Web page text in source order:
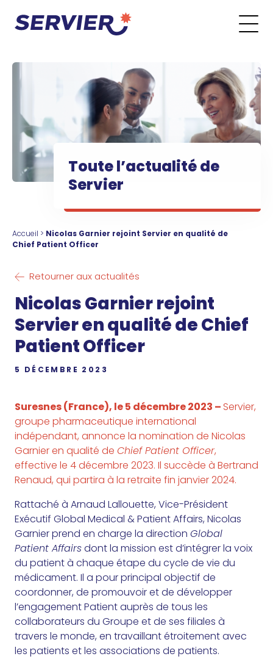
Toute l’actualité de
Servier
Accueil > Nicolas Garnier rejoint Servier en qualité de
Chief Patient Officer
Retourner aux actualités
Nicolas Garnier rejoint
Servier en qualité de Chief
Patient Officer
5 DÉCEMBRE 2023
Suresnes (France), le 5 décembre 2023 – Servier,
groupe pharmaceutique international
indépendant, annonce la nomination de Nicolas
Garnier en qualité de Chief Patient Officer,
effective le 4 décembre 2023. Il succède à Bertrand
Renaud, qui partira à la retraite fin janvier 2024.
Rattaché à Arnaud Lallouette, Vice-Président
Exécutif Global Medical & Patient Affairs, Nicolas
Garnier prend en charge la direction Global
Patient Affairsdont la mission est d’intégrer la voix
du patient à chaque étape du cycle de vie du
médicament. Il a pour principal objectif de
coordonner, de promouvoir et de développer
l’engagement Patient auprès de tous les
collaborateurs du Groupe et de ses filiales à
travers le monde, en travaillant étroitement avec
les patients et les associations de patients.